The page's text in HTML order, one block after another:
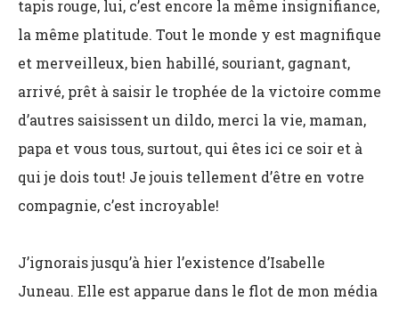
tapis rouge, lui, c’est encore la même insignifiance,
la même platitude. Tout le monde y est magnifique
et merveilleux, bien habillé, souriant, gagnant,
arrivé, prêt à saisir le trophée de la victoire comme
d’autres saisissent un dildo, merci la vie, maman,
papa et vous tous, surtout, qui êtes ici ce soir et à
qui je dois tout! Je jouis tellement d’être en votre
compagnie, c’est incroyable!
J’ignorais jusqu’à hier l’existence d’Isabelle
Juneau. Elle est apparue dans le flot de mon média